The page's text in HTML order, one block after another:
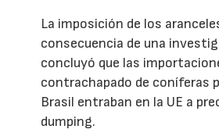
La imposición de los
consecuencia de una
concluyó que las
contrachapado de coníferas
Brasil entraban en la UE a
dumping.